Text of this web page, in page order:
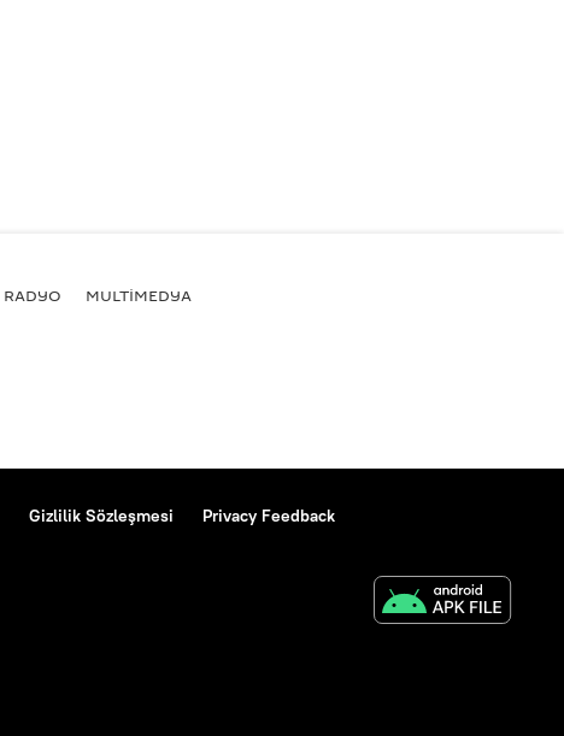
RADYO MULTİMEDYA
Gizlilik Sözleşmesi Privacy Feedback